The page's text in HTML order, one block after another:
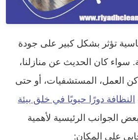
تؤثر بشكل كبير على جودة
سواء كان الحديث عن منازلنا،
العمل، المستشفيات، أو حتى
النظافة دورًا حيويًا في خلق بيئة
الجوانب الرئيسية لأهمية
على المكان: